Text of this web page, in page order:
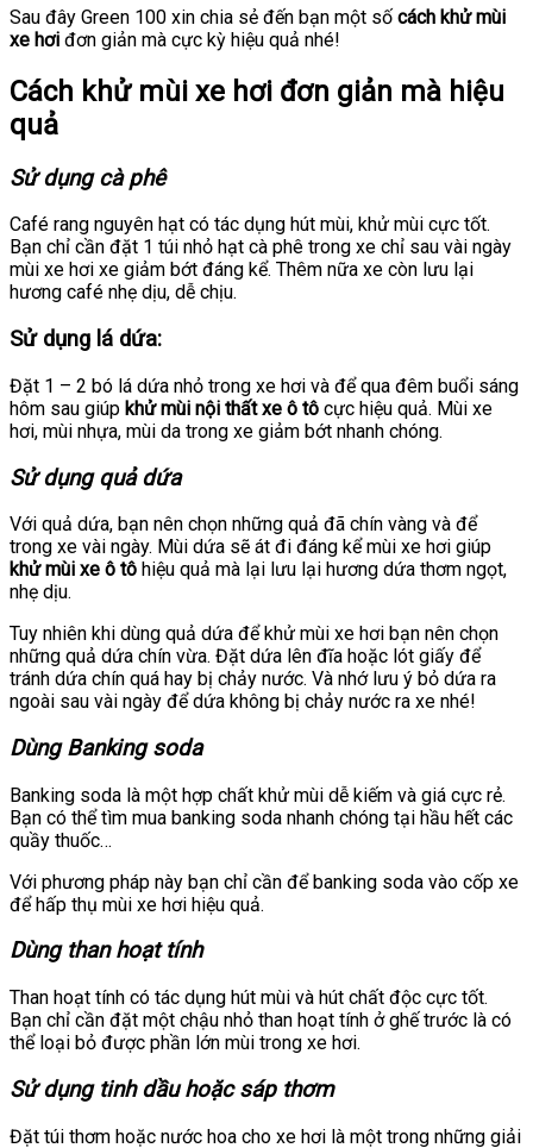
Sau đây Green 100 xin chia sẻ đến bạn một số cách khử mùi
xe hơi đơn giản mà cực kỳ hiệu quả nhé!
Cách khử mùi xe hơi đơn giản mà hiệu
quả
Sử dụng cà phê
Café rang nguyên hạt có tác dụng hút mùi, khử mùi cực tốt.
Bạn chỉ cần đặt 1 túi nhỏ hạt cà phê trong xe chỉ sau vài ngày
mùi xe hơi xe giảm bớt đáng kể. Thêm nữa xe còn lưu lại
hương café nhẹ dịu, dễ chịu.
Sử dụng lá dứa:
Đặt 1 – 2 bó lá dứa nhỏ trong xe hơi và để qua đêm buổi sáng
hôm sau giúp khử mùi nội thất xe ô tô cực hiệu quả. Mùi xe
hơi, mùi nhựa, mùi da trong xe giảm bớt nhanh chóng.
Sử dụng quả dứa
Với quả dứa, bạn nên chọn những quả đã chín vàng và để
trong xe vài ngày. Mùi dứa sẽ át đi đáng kể mùi xe hơi giúp
khử mùi xe ô tô hiệu quả mà lại lưu lại hương dứa thơm ngọt,
nhẹ dịu.
Tuy nhiên khi dùng quả dứa để khử mùi xe hơi bạn nên chọn
những quả dứa chín vừa. Đặt dứa lên đĩa hoặc lót giấy để
tránh dứa chín quá hay bị chảy nước. Và nhớ lưu ý bỏ dứa ra
ngoài sau vài ngày để dứa không bị chảy nước ra xe nhé!
Dùng Banking soda
Banking soda là một hợp chất khử mùi dễ kiếm và giá cực rẻ.
Bạn có thể tìm mua banking soda nhanh chóng tại hầu hết các
quầy thuốc…
Với phương pháp này bạn chỉ cần để banking soda vào cốp xe
để hấp thụ mùi xe hơi hiệu quả.
Dùng than hoạt tính
Than hoạt tính có tác dụng hút mùi và hút chất độc cực tốt.
Bạn chỉ cần đặt một chậu nhỏ than hoạt tính ở ghế trước là có
thể loại bỏ được phần lớn mùi trong xe hơi.
Sử dụng tinh dầu hoặc sáp thơm
Đặt túi thơm hoặc nước hoa cho xe hơi là một trong những giải